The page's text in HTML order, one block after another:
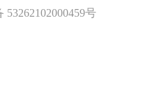
53262102000459号